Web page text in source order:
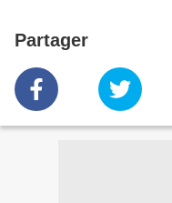
Partager